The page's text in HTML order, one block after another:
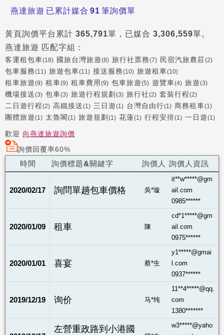
燕達旅遊 已累計媒合 91 筆詢價單
黃頁詢價平台累計 365,791單，已媒合 3,306,559單。
燕達旅遊 匹配字組：
客運租包車(18) 國旅台灣旅遊(8) 旅行社票務(7) 民宿汽旅農莊(2)
包車服務(11) 旅遊包車(11) 接送服務(10) 旅遊租車(10)
租車旅遊(9) 租車(9) 租車費用 (9) 包車旅遊(5) 遊覽車(4) 旅遊(3)
機場接送(3) 包車(3) 旅遊行程規劃 (3) 旅行社(2) 套裝行程(2)
二日遊行程(2) 高鐵接送(1) 三日遊(1) 台灣自由行(1) 商務租車(1)
團體旅遊(1) 太魯閣 (1) 旅遊規劃 (1) 花蓮(1) 行程安排(1) 一日遊(1)
歡迎 向燕達旅遊詢價
詢價回覆率60%
時間 詢價標題&關鍵字 詢價人 詢價人資訊
2020/02/17 詢問單趟包車價格 吳*璇
it**w*****@gm
ail.com
0985******
2020/01/09 租車 陳
cd*1*****@gm
ail.com
0975******
2020/01/01 喜宴 蔡*生
y1*****@gmai
l.com
0937******
2019/12/19 询价 马*纯
11**4*****@qq.
com
1380*******
左營重政路到小港國
w3*****@yaho